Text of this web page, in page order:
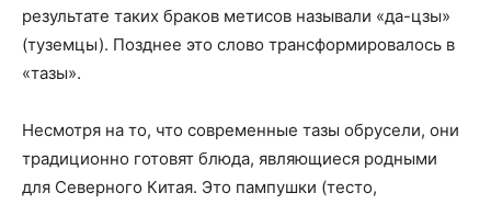
результате таких браков метисов называли «да-цзы»
(туземцы). Позднее это слово трансформировалось в
«тазы».
Несмотря на то, что современные тазы обрусели, они
традиционно готовят блюда, являющиеся родными
для Северного Китая. Это пампушки (тесто,